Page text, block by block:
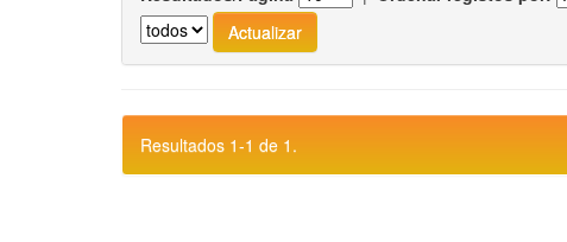
Resultados 1-1 de 1.